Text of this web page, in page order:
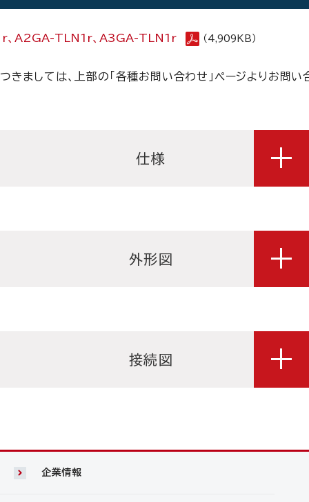
、A2GA-TLN1r、A3GA-TLN1r （4,909KB）
ましては、上部の「各種お問い合わせ」ページよりお問い
仕様
外形図
接続図
企業情報